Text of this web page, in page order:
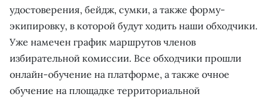
удостоверения, бейдж, сумки, а также форму-
экипировку, в которой будут ходить наши обходчики.
Уже намечен график маршрутов членов
избирательной комиссии. Все обходчики прошли
онлайн-обучение на платформе, а также очное
обучение на площадке территориальной